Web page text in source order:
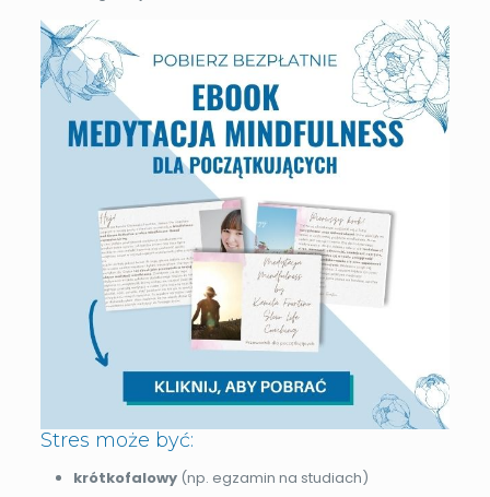
Stres może być:
krótkofalowy(np. egzamin na studiach)